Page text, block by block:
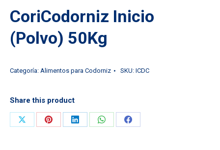
CoriCodorniz Inicio
(Polvo) 50Kg
Categoría: Alimentos para Codorniz SKU: ICDC
Share this product
CompartirCompartirCompartirCompartirCompartir